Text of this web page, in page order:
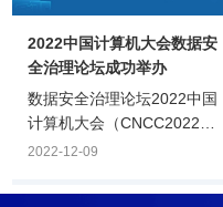
2022中国计算机大会数据安
全治理论坛成功举办
数据安全治理论坛2022中国
计算机大会（CNCC2022）
12月8日，由中国计算机学
业委员会、奇安信集团承办
2022-12-09